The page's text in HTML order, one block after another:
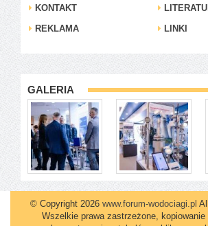
KONTAKT
REKLAMA
LINKI
GALERIA
© Copyright 2026 www.forum-wodociagi.pl
Wszelkie prawa zastrzeżone,